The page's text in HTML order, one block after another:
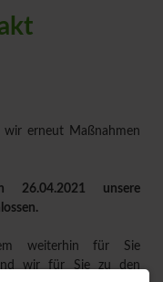
erneut Maßnahmen
unsere
weiterhin für Sie
wir für Sie zu den